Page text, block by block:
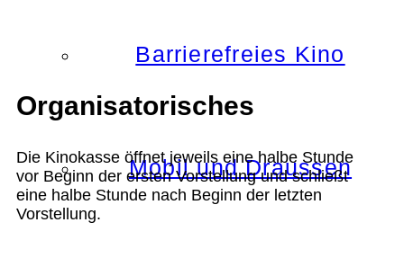
Barrierefreies Kino
Mobil und Draussen
Organisatorisches
Die Kinokasse öffnet jeweils eine halbe Stunde
vor Beginn der ersten Vorstellung und schließt
eine halbe Stunde nach Beginn der letzten
Vorstellung.